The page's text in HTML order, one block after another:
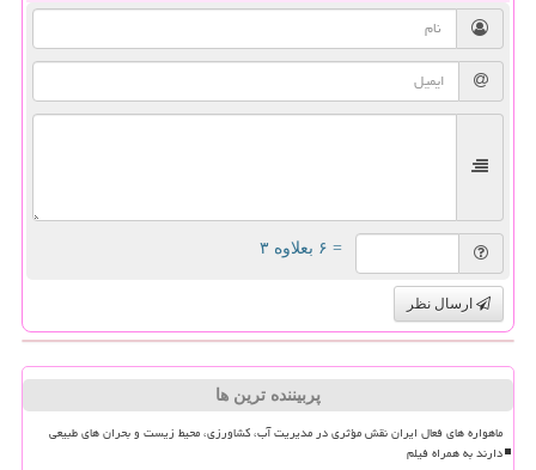
= ۶ بعلاوه ۳
ارسال نظر
پربیننده ترین ها
ماهواره های فعال ایران نقش مؤثری در مدیریت آب، کشاورزی، محیط زیست و بحران های طبیعی
دارند به همراه فیلم